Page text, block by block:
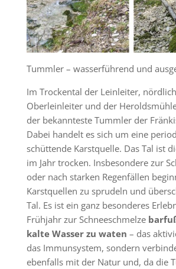
Tummler – wasserführend und
Im Trockental der Leinleiter,
Oberleinleiter und der
der bekannteste Tummler der
Dabei handelt es sich um eine
schüttende Karstquelle. Das Tal ist
im Jahr trocken. Insbesondere zur
oder nach starken Regenfällen
Karstquellen zu sprudeln und
Tal. Es ist ein ganz besonderes
Frühjahr zur Schneeschmelze
kalte Wasser zu waten – das
das Immunsystem, sondern
ebenfalls mit der Natur und, da die